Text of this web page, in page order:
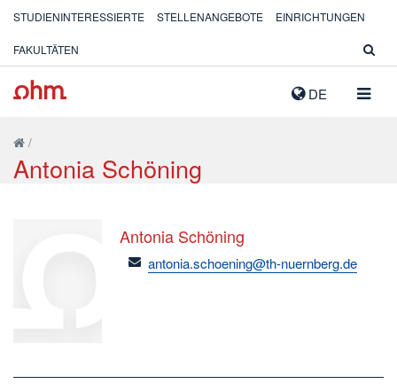
DE
STUDIENINTERESSIERTE STELLENANGEBOTE EINRICHTUNGEN
FAKULTÄTEN
/
Antonia Schöning
Antonia Schöning
email
antonia.schoening@th-nuernberg.de